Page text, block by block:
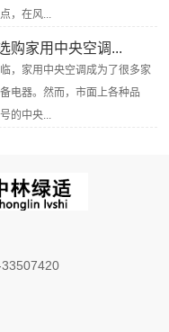
，在风...
购家用中央空调...
，家用中央空调成为了很多家
电器。然而，市面上各种品
的中央...